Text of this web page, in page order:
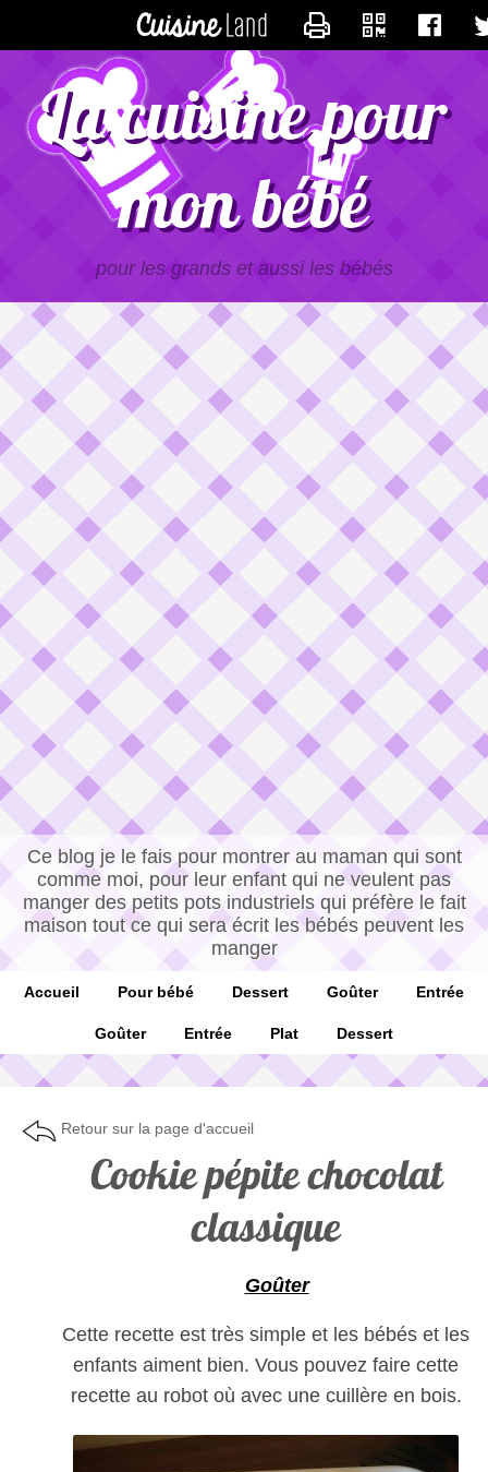
La cuisine pour
mon bébé
pour les grands et aussi les bébés
Ce blog je le fais pour montrer au maman qui sont
comme moi, pour leur enfant qui ne veulent pas
manger des petits pots industriels qui préfère le fait
maison tout ce qui sera écrit les bébés peuvent les
manger
Accueil Pour bébé Dessert Goûter Entrée
Goûter Entrée Plat Dessert
Retour sur la page d'accueil
Cookie pépite chocolat
classique
Goûter
Cette recette est très simple et les bébés et les
enfants aiment bien. Vous pouvez faire cette
recette au robot où avec une cuillère en bois.
CONTACTER